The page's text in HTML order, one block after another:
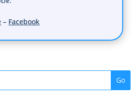
– Facebook
Go